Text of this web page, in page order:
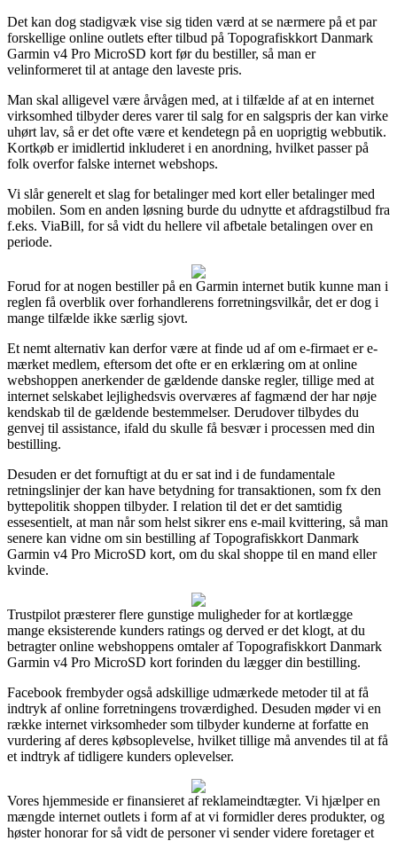
Det kan dog stadigvæk vise sig tiden værd at se nærmere på et par
forskellige online outlets efter tilbud på Topografiskkort Danmark
Garmin v4 Pro MicroSD kort før du bestiller, så man er
velinformeret til at antage den laveste pris.
Man skal alligevel være årvågen med, at i tilfælde af at en internet
virksomhed tilbyder deres varer til salg for en salgspris der kan virke
uhørt lav, så er det ofte være et kendetegn på en uoprigtig webbutik.
Kortkøb er imidlertid inkluderet i en anordning, hvilket passer på
folk overfor falske internet webshops.
Vi slår generelt et slag for betalinger med kort eller betalinger med
mobilen. Som en anden løsning burde du udnytte et afdragstilbud fra
f.eks. ViaBill, for så vidt du hellere vil afbetale betalingen over en
periode.
Forud for at nogen bestiller på en Garmin internet butik kunne man i
reglen få overblik over forhandlerens forretningsvilkår, det er dog i
mange tilfælde ikke særlig sjovt.
Et nemt alternativ kan derfor være at finde ud af om e-firmaet er e-
mærket medlem, eftersom det ofte er en erklæring om at online
webshoppen anerkender de gældende danske regler, tillige med at
internet selskabet lejlighedsvis overværes af fagmænd der har nøje
kendskab til de gældende bestemmelser. Derudover tilbydes du
genvej til assistance, ifald du skulle få besvær i processen med din
bestilling.
Desuden er det fornuftigt at du er sat ind i de fundamentale
retningslinjer der kan have betydning for transaktionen, som fx den
byttepolitik shoppen tilbyder. I relation til det er det samtidig
essesentielt, at man når som helst sikrer ens e-mail kvittering, så man
senere kan vidne om sin bestilling af Topografiskkort Danmark
Garmin v4 Pro MicroSD kort, om du skal shoppe til en mand eller
kvinde.
Trustpilot præsterer flere gunstige muligheder for at kortlægge
mange eksisterende kunders ratings og derved er det klogt, at du
betragter online webshoppens omtaler af Topografiskkort Danmark
Garmin v4 Pro MicroSD kort forinden du lægger din bestilling.
Facebook frembyder også adskillige udmærkede metoder til at få
indtryk af online forretningens troværdighed. Desuden møder vi en
række internet virksomheder som tilbyder kunderne at forfatte en
vurdering af deres købsoplevelse, hvilket tillige må anvendes til at få
et indtryk af tidligere kunders oplevelser.
Vores hjemmeside er finansieret af reklameindtægter. Vi hjælper en
mængde internet outlets i form af at vi formidler deres produkter, og
høster honorar for så vidt de personer vi sender videre foretager et